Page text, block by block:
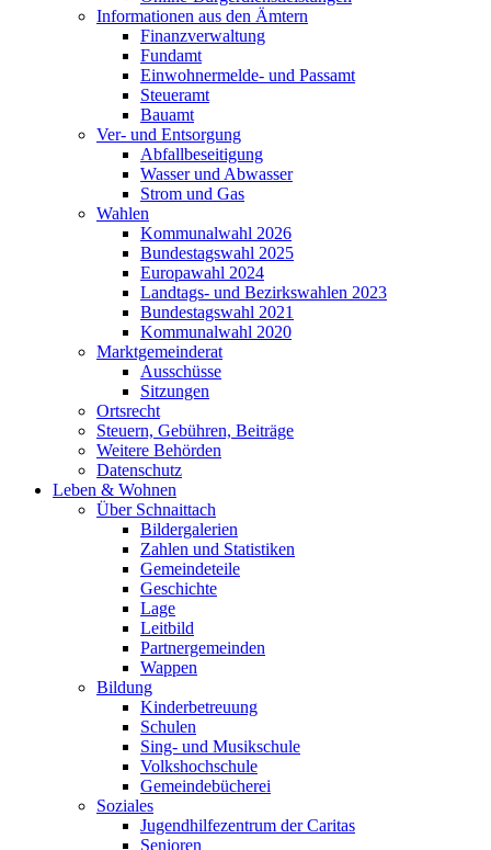
Informationen aus den Ämtern
Finanzverwaltung
Fundamt
Einwohnermelde- und Passamt
Steueramt
Bauamt
Ver- und Entsorgung
Abfallbeseitigung
Wasser und Abwasser
Strom und Gas
Wahlen
Kommunalwahl 2026
Bundestagswahl 2025
Europawahl 2024
Landtags- und Bezirkswahlen 2023
Bundestagswahl 2021
Kommunalwahl 2020
Marktgemeinderat
Ausschüsse
Sitzungen
Ortsrecht
Steuern, Gebühren, Beiträge
Weitere Behörden
Datenschutz
Leben & Wohnen
Über Schnaittach
Bildergalerien
Zahlen und Statistiken
Gemeindeteile
Geschichte
Lage
Leitbild
Partnergemeinden
Wappen
Bildung
Kinderbetreuung
Schulen
Sing- und Musikschule
Volkshochschule
Gemeindebücherei
Soziales
Jugendhilfezentrum der Caritas
Senioren